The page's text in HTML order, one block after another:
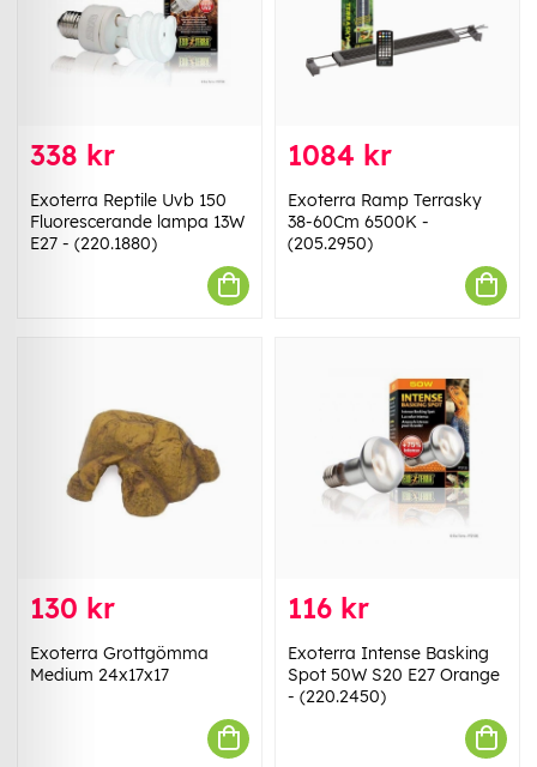
338 kr
Exoterra Reptile Uvb 150
Fluorescerande lampa 13W
E27 - (220.1880)
1084 kr
Exoterra Ramp Terrasky
38-60Cm 6500K -
(205.2950)
130 kr
Exoterra Grottgömma
Medium 24x17x17
116 kr
Exoterra Intense Basking
Spot 50W S20 E27 Orange
- (220.2450)